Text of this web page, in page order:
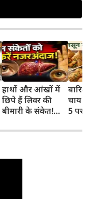
हाथों और आंखों में
छिपे हैं लिवर की
बीमारी के संकेत!
नजरअंदाज
चाय
5